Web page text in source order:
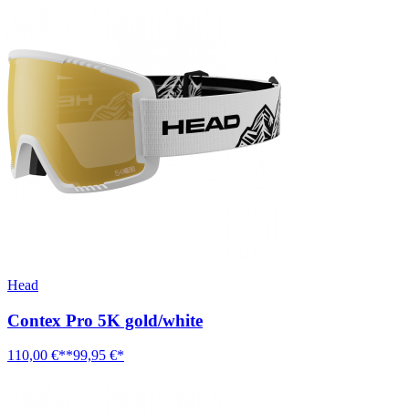
Head
Contex Pro 5K gold/white
110,00 €**99,95 €*